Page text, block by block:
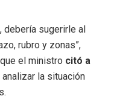
debería sugerirle al
rubro y zonas”,
el ministro citó a
analizar la situación